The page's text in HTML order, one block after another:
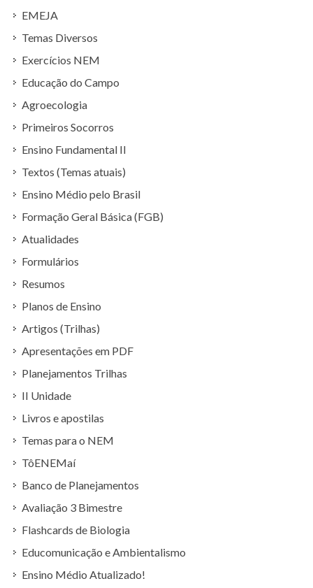
EMEJA
Temas Diversos
Exercícios NEM
Educação do Campo
Agroecologia
Primeiros Socorros
Ensino Fundamental II
Textos (Temas atuais)
Ensino Médio pelo Brasil
Formação Geral Básica (FGB)
Atualidades
Formulários
Resumos
Planos de Ensino
Artigos (Trilhas)
Apresentações em PDF
Planejamentos Trilhas
II Unidade
Livros e apostilas
Temas para o NEM
TôENEMaí
Banco de Planejamentos
Avaliação 3 Bimestre
Flashcards de Biologia
Educomunicação e Ambientalismo
Ensino Médio Atualizado!